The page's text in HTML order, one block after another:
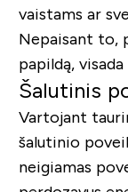
vaistams ar
Nepaisant to,
papildą,
Šalutinis
Vartojant
šalutinio
neigiamas